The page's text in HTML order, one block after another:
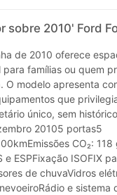
sobre 2010' Ford
de 2010 oferece
famílias ou quem
modelo apresenta
que
único, sem
20105 portas5
CO₂: 118
ESPFixação ISOFIX
de chuvaVidros
e sistema